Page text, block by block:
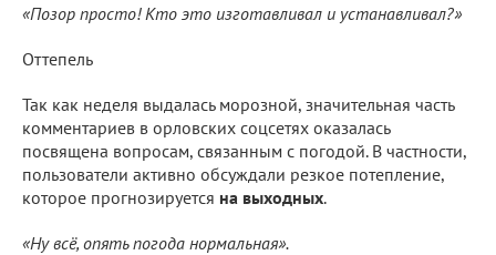
«Позор просто! Кто это изготавливал и устанавливал?»
Оттепель
Так как неделя выдалась морозной, значительная часть
комментариев в орловских соцсетях оказалась
посвящена вопросам, связанным с погодой. В частности,
пользователи активно обсуждали резкое потепление,
которое прогнозируется на выходных.
«Ну всё, опять погода нормальная».